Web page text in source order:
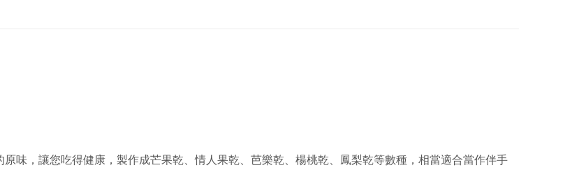
味，讓您吃得健康，製作成芒果乾、情人果乾、芭樂乾、楊桃乾、鳳梨乾等數種，相當適合當作伴手